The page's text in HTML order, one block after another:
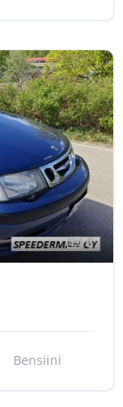
6
Bensiini